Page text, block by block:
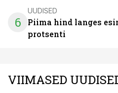
6
UUDISED
Piima hind langes
protsenti
VIIMASED